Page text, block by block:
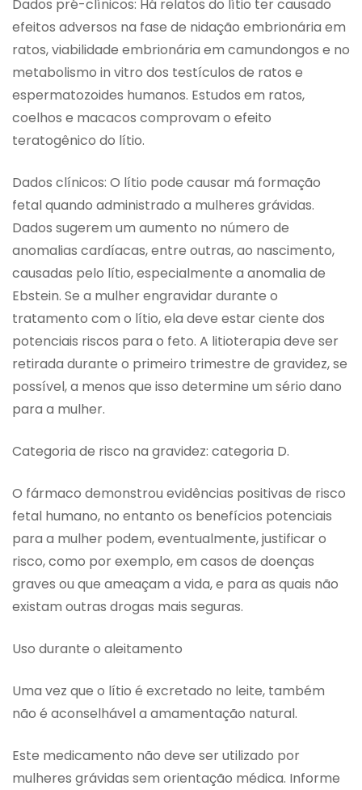
Dados pré-clínicos: Há relatos do lítio ter causado
efeitos adversos na fase de nidação embrionária em
ratos, viabilidade embrionária em camundongos e no
metabolismo in vitro dos testículos de ratos e
espermatozoides humanos. Estudos em ratos,
coelhos e macacos comprovam o efeito
teratogênico do lítio.
Dados clínicos: O lítio pode causar má formação
fetal quando administrado a mulheres grávidas.
Dados sugerem um aumento no número de
anomalias cardíacas, entre outras, ao nascimento,
causadas pelo lítio, especialmente a anomalia de
Ebstein. Se a mulher engravidar durante o
tratamento com o lítio, ela deve estar ciente dos
potenciais riscos para o feto. A litioterapia deve ser
retirada durante o primeiro trimestre de gravidez, se
possível, a menos que isso determine um sério dano
para a mulher.
Categoria de risco na gravidez: categoria D.
O fármaco demonstrou evidências positivas de risco
fetal humano, no entanto os benefícios potenciais
para a mulher podem, eventualmente, justificar o
risco, como por exemplo, em casos de doenças
graves ou que ameaçam a vida, e para as quais não
existam outras drogas mais seguras.
Uso durante o aleitamento
Uma vez que o lítio é excretado no leite, também
não é aconselhável a amamentação natural.
Este medicamento não deve ser utilizado por
mulheres grávidas sem orientação médica. Informe